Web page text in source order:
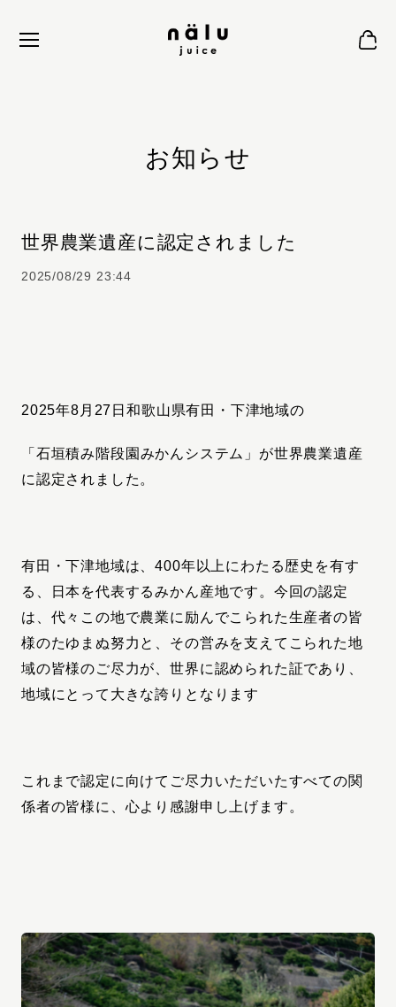
お知らせ
世界農業遺産に認定されました
2025/08/29 23:44
2025年8月27日和歌山県有田・下津地域の
「石垣積み階段園みかんシステム」が世界農業遺産
に認定されました。
有田・下津地域は、400年以上にわたる歴史を有す
る、日本を代表するみかん産地です。今回の認定
は、代々この地で農業に励んでこられた生産者の皆
様のたゆまぬ努力と、その営みを支えてこられた地
域の皆様のご尽力が、世界に認められた証であり、
地域にとって大きな誇りとなります
これまで認定に向けてご尽力いただいたすべての関
係者の皆様に、心より感謝申し上げます。